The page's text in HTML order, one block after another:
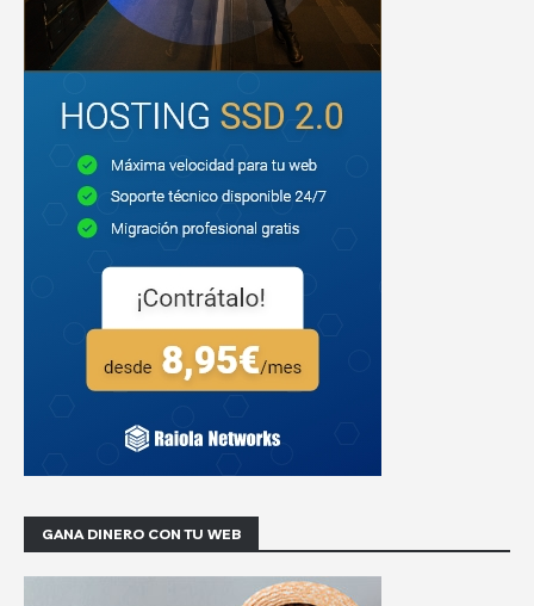
GANA DINERO CON TU WEB